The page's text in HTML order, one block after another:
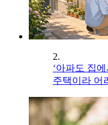
2.
‘아파도 집
주택이라 어